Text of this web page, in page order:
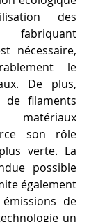
des
nécessaire,
le
De plus,
de filaments
son rôle
verte. La
possible
également
de
un